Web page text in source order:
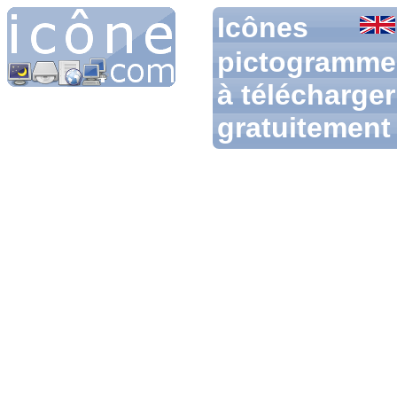
Icônes
pictogramme
à télécharger
gratuitement